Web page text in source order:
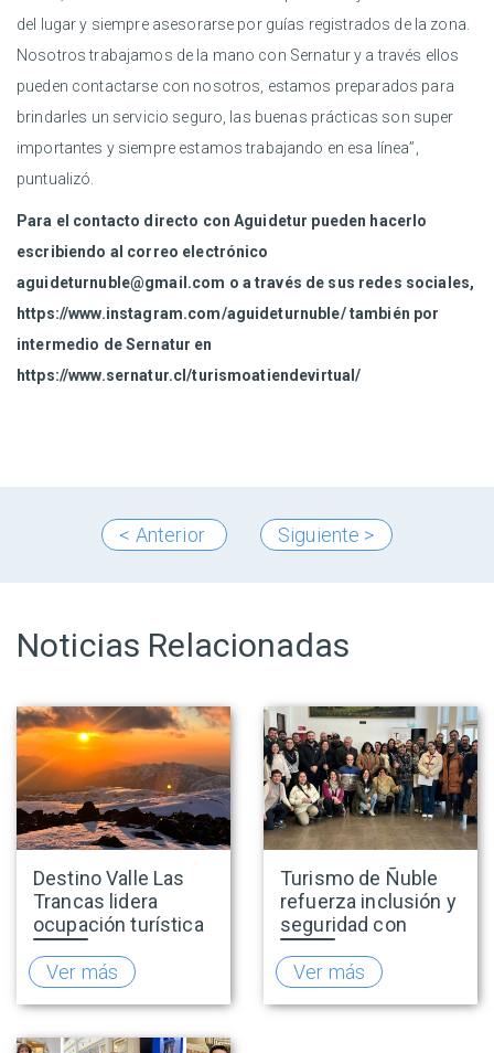
del lugar y siempre asesorarse por guías registrados de la zona.
Nosotros trabajamos de la mano con Sernatur y a través ellos
pueden contactarse con nosotros, estamos preparados para
brindarles un servicio seguro, las buenas prácticas son super
importantes y siempre estamos trabajando en esa línea”,
puntualizó.
Para el contacto directo con Aguidetur pueden hacerlo
escribiendo al correo electrónico
aguideturnuble@gmail.com o a través de sus redes sociales,
https://www.instagram.com/aguideturnuble/también por
intermedio de Sernatur en
https://www.sernatur.cl/turismoatiendevirtual/
< Anterior Siguiente >
Noticias Relacionadas
Destino Valle Las
Trancas lidera
ocupación turística
nacional durante
vacaciones de
invierno y proyecta
una positiva
temporada
Ver más
Turismo de Ñuble
refuerza inclusión y
seguridad con
capacitaciones en
accesibilidad y
prevención de la
explotación sexual
Ver más